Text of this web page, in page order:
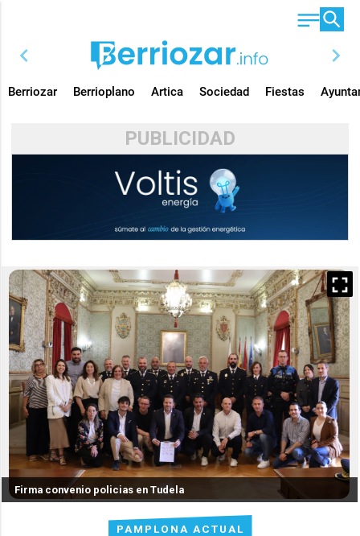
chevron_left chevron_right
Berriozar Berrioplano Artica Sociedad Fiestas
PUBLICIDAD
PAMPLONA ACTUAL
Firma convenio policias en Tudela